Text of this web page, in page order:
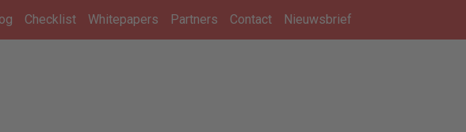
Checklist Whitepapers Partners Contact Nieuwsbrief